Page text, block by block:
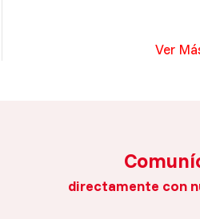
Ver
directamente con